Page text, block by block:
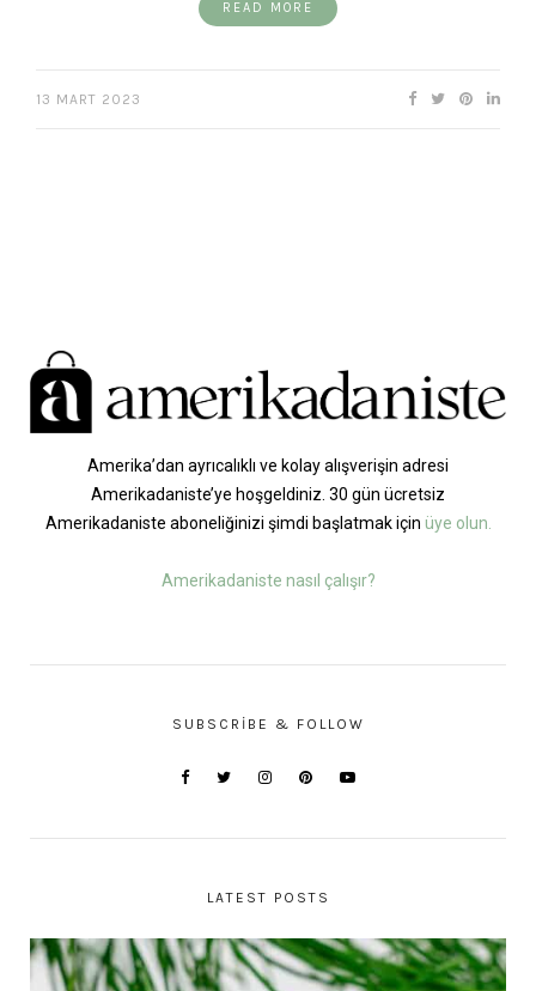
READ MORE
13 MART 2023
Amerika’dan ayrıcalıklı ve kolay alışverişin adresi
Amerikadaniste’ye hoşgeldiniz. 30 gün ücretsiz
Amerikadaniste aboneliğinizi şimdi başlatmak için üye olun.
Amerikadaniste nasıl çalışır?
SUBSCRIBE & FOLLOW
LATEST POSTS